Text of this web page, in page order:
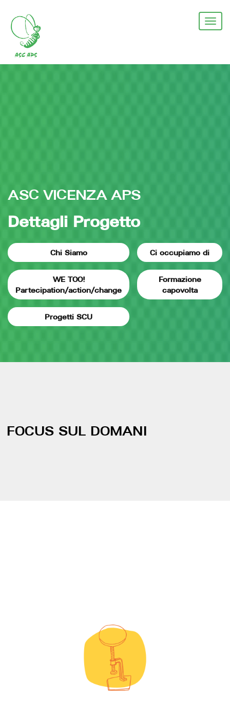
contenuto
principale
ASC VICENZA APS
Dettagli Progetto
Chi Siamo Ci occupiamo di
WE TOO!
Partecipation/action/change
Formazione
capovolta
Progetti SCU
FOCUS SUL DOMANI